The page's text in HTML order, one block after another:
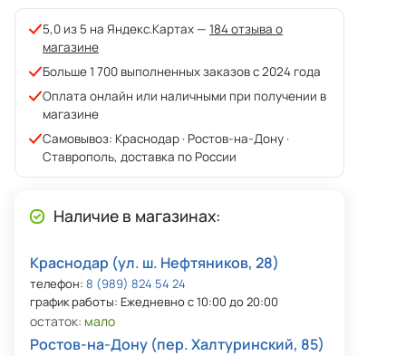
5,0 из 5 на Яндекс.Картах — 184 отзыва о
магазине
Больше 1 700 выполненных заказов с 2024 года
Оплата онлайн или наличными при получении в
магазине
Самовывоз: Краснодар · Ростов-на-Дону ·
Ставрополь, доставка по России
Наличие в магазинах:
Краснодар (ул. ш. Нефтяников, 28)
телефон: 8 (989) 824 54 24
график работы: Ежедневно с 10:00 до 20:00
остаток: мало
Ростов-на-Дону (пер. Халтуринский, 85)